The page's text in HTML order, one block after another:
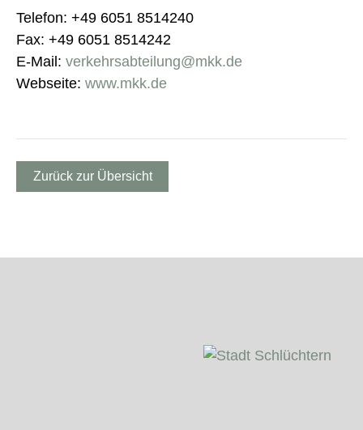
Telefon: +49 6051 8514240
Fax: +49 6051 8514242
E-Mail: verkehrsabteilung@mkk.de
Webseite: www.mkk.de
Zurück zur Übersicht